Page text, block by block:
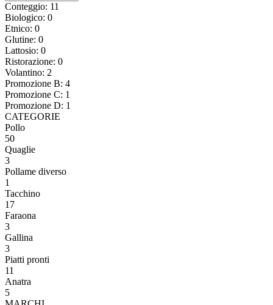
Conteggio: 11
Biologico: 0
Etnico: 0
Glutine: 0
Lattosio: 0
Ristorazione: 0
Volantino: 2
Promozione B: 4
Promozione C: 1
Promozione D: 1
CATEGORIE
Pollo
50
Quaglie
3
Pollame diverso
1
Tacchino
17
Faraona
3
Gallina
3
Piatti pronti
11
Anatra
5